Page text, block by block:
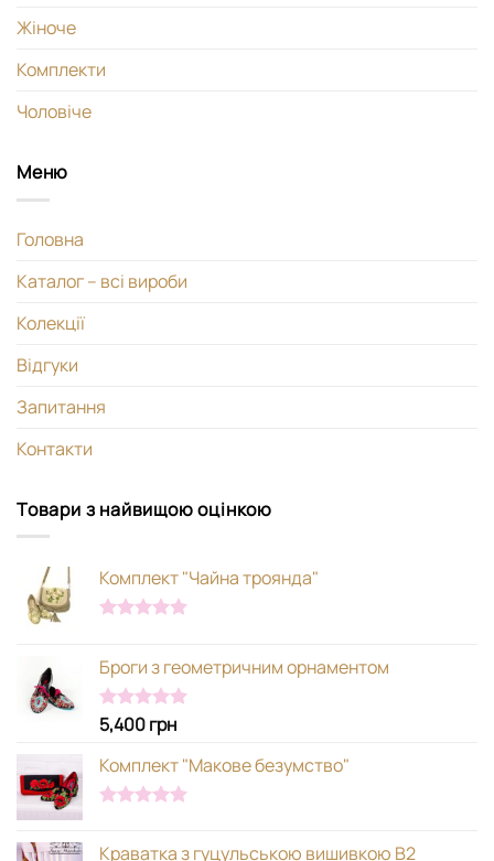
Жіноче
Комплекти
Чоловіче
Меню
Головна
Каталог – всі вироби
Колекції
Відгуки
Запитання
Контакти
Товари з найвищою оцінкою
Комплект "Чайна троянда"
Броги з геометричним орнаментом
Оцінено в
з 5
5,400грн
Комплект "Макове безумство"
Краватка з гуцульською вишивкою В2